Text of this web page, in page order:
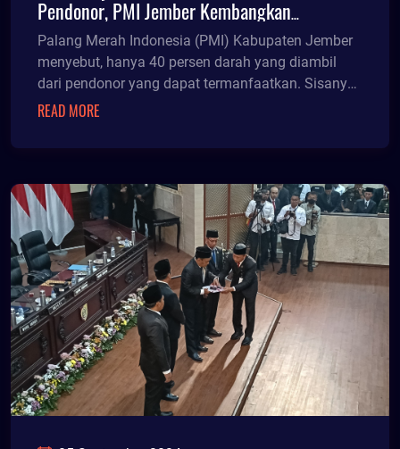
Pendonor, PMI Jember Kembangkan
Pengelolaan Plasma Darah
Palang Merah Indonesia (PMI) Kabupaten Jember
menyebut, hanya 40 persen darah yang diambil
dari pendonor yang dapat termanfaatkan. Sisanya
60 persen berupa plasma harus dibuang menjadi
READ MORE